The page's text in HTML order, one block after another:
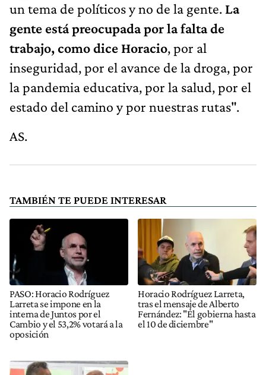
un tema de políticos y no de la gente. La
gente está preocupada por la falta de
trabajo, como dice Horacio, por al
inseguridad, por el avance de la droga, por
la pandemia educativa, por la salud, por el
estado del camino y por nuestras rutas".
AS.
TAMBIÉN TE PUEDE INTERESAR
PASO: Horacio Rodríguez
Larreta se impone en la
interna de Juntos por el
Cambio y el 53,2% votará a la
oposición
Horacio Rodríguez Larreta,
tras el mensaje de Alberto
Fernández: "Él gobierna hasta
el 10 de diciembre"